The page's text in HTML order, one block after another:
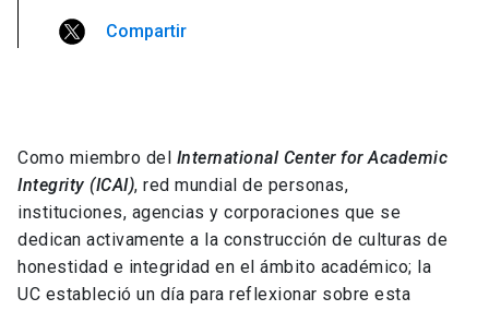
Compartir
Como miembro del International Center for Academic
Integrity (ICAI), red mundial de personas,
instituciones, agencias y corporaciones que se
dedican activamente a la construcción de culturas de
honestidad e integridad en el ámbito académico; la
UC estableció un día para reflexionar sobre esta